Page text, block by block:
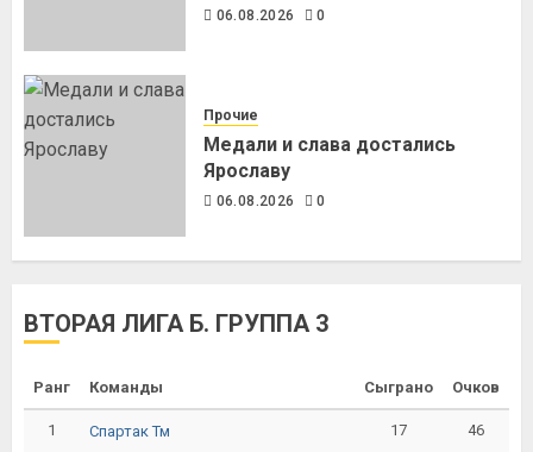
06.08.2026 0
Прочие
Медали и слава достались
Ярославу
06.08.2026 0
ВТОРАЯ ЛИГА Б. ГРУППА 3
Ранг Команды Сыграно Очков
1 Спартак Тм 17 46